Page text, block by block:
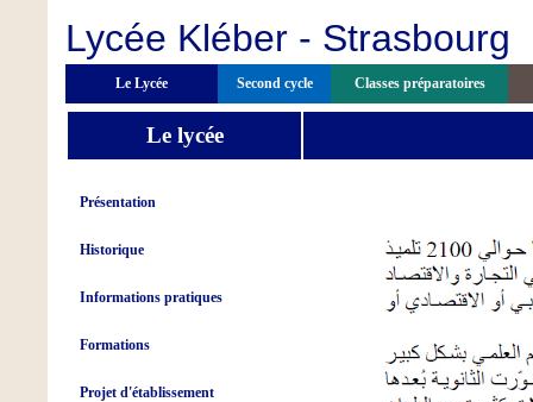
Présentation
Historique
Informations pratiques
Formations
Projet d'établissement
Le Lycée Second cycle Classes préparatoires
Lycée Kléber - Strasbourg
Le lycée